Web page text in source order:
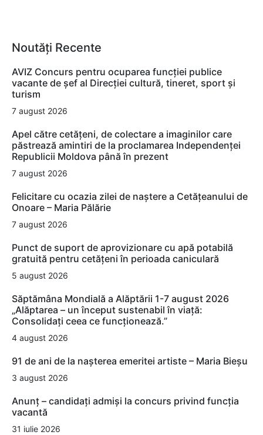
Noutăți Recente
AVIZ Concurs pentru ocuparea funcţiei publice
vacante de şef al Direcţiei cultură, tineret, sport şi
turism
7 august 2026
Apel către cetățeni, de colectare a imaginilor care
păstrează amintiri de la proclamarea Independenței
Republicii Moldova până în prezent
7 august 2026
Felicitare cu ocazia zilei de naștere a Cetățeanului de
Onoare – Maria Pălărie
7 august 2026
Punct de suport de aprovizionare cu apă potabilă
gratuită pentru cetățeni în perioada caniculară
5 august 2026
Săptămâna Mondială a Alăptării 1-7 august 2026
„Alăptarea – un început sustenabil în viață:
Consolidați ceea ce funcționează.”
4 august 2026
91 de ani de la nașterea emeritei artiste – Maria Bieșu
3 august 2026
Anunț – candidați admiși la concurs privind funcția
vacantă
31 iulie 2026